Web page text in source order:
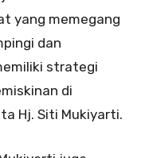
yang memegang
dan
strategi
di
Hj. Siti Mukiyarti.